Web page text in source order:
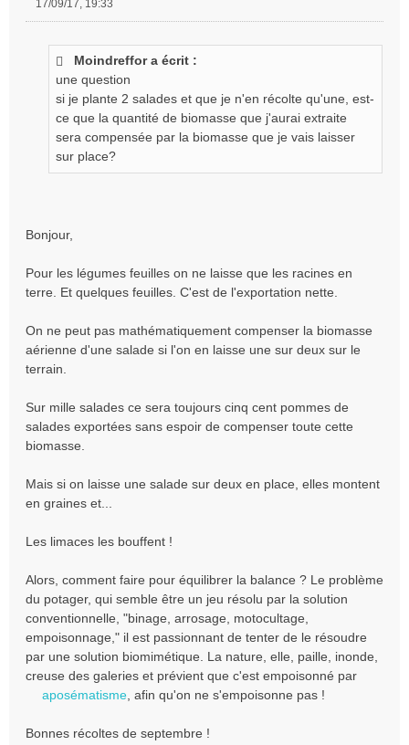
17/09/17, 19:33
Moindreffor a écrit :
une question
si je plante 2 salades et que je n'en récolte qu'une, est-
ce que la quantité de biomasse que j'aurai extraite
sera compensée par la biomasse que je vais laisser
sur place?
Bonjour,
Pour les légumes feuilles on ne laisse que les racines en
terre. Et quelques feuilles. C'est de l'exportation nette.
On ne peut pas mathématiquement compenser la biomasse
aérienne d'une salade si l'on en laisse une sur deux sur le
terrain.
Sur mille salades ce sera toujours cinq cent pommes de
salades exportées sans espoir de compenser toute cette
biomasse.
Mais si on laisse une salade sur deux en place, elles montent
en graines et...
Les limaces les bouffent !
Alors, comment faire pour équilibrer la balance ? Le problème
du potager, qui semble être un jeu résolu par la solution
conventionnelle, "binage, arrosage, motocultage,
empoisonnage," il est passionnant de tenter de le résoudre
par une solution biomimétique. La nature, elle, paille, inonde,
creuse des galeries et prévient que c'est empoisonné par
aposématisme , afin qu'on ne s'empoisonne pas !
Bonnes récoltes de septembre !